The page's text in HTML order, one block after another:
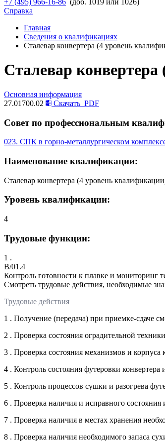
+7 (495) 966-16-86 (доб. 1019 или 1026)
Справка
Главная
Сведения о квалификациях
Сталевар конвертера (4 уровень
Сталевар
Основная информация
27.01700.02
Скачать PDF
Совет по профессиональным
023. СПК в горно-металлургическом
Наименование квалификации:
Сталевар конвертера (4 уровень
Уровень квалификации:
4
Трудовые функции:
1 .
B/01.4
Контроль готовности к плавке и мониторинг
Смотреть трудовые действия, необходимые
Трудовые действия
1 . Получение (передача) при приемке-сдаче
2 . Проверка состояния оградительной
3 . Проверка состояния механизмов и корпуса
4 . Контроль состояния футеровки
5 . Контроль процессов сушки и разогрева
6 . Проверка наличия и исправного
7 . Проверка наличия в местах хранения
8 . Проверка наличия необходимого запаса